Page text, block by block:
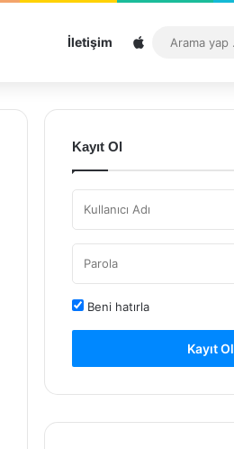
İletişim Sitemap
Kayıt Ol
Beni hatırla
Kayıt Ol